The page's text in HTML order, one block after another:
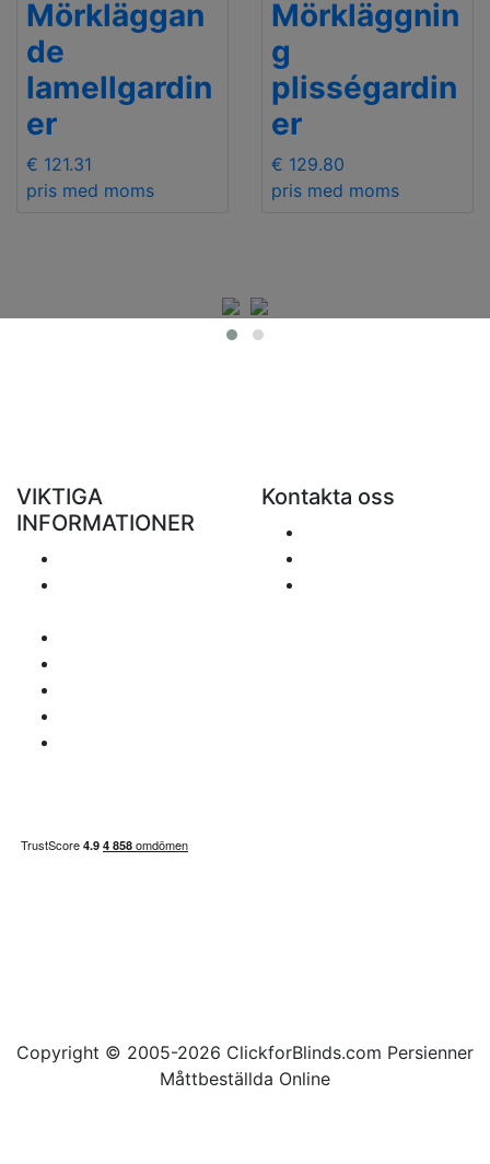
Mörkläggan
de
lamellgardin
er
€ 121.31
pris med moms
Mörkläggnin
g
plisségardin
er
€ 129.80
pris med moms
VIKTIGA
INFORMATIONER
Kontakta oss
Copyright © 2005-2026 ClickforBlinds.com Persienner
Måttbeställda Online